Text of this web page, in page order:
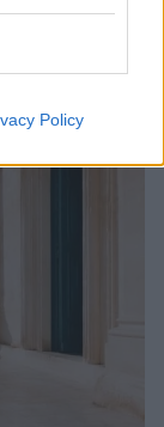
Policy